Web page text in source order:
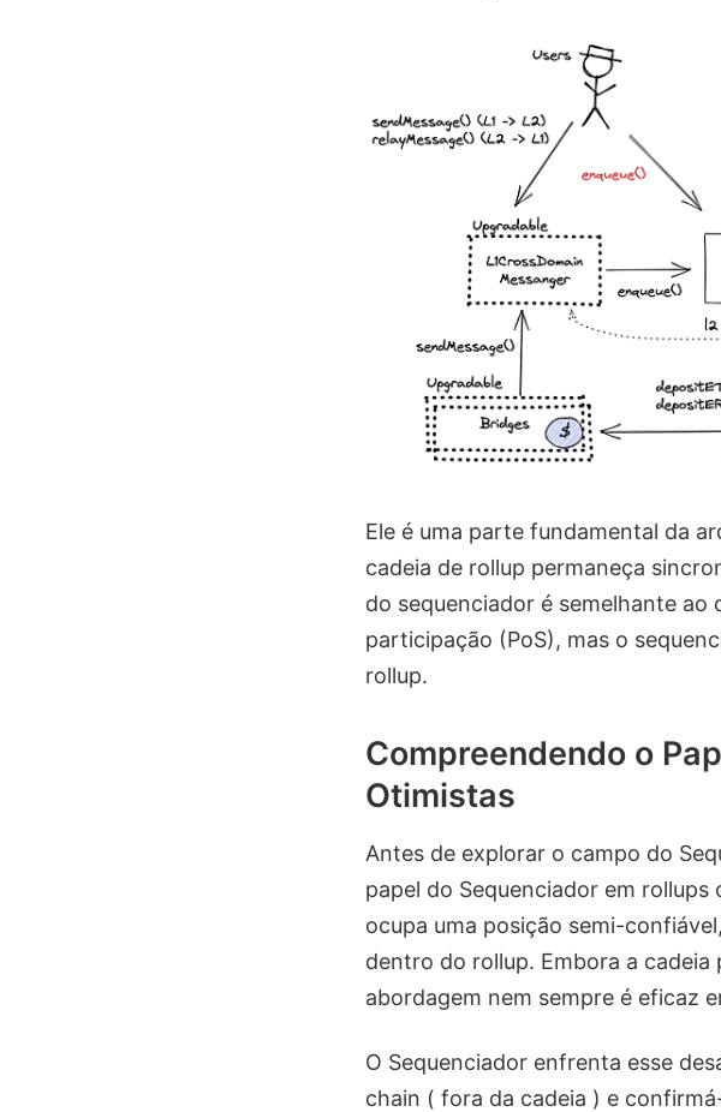
Ele é uma parte fundamental da
cadeia de rollup permaneça
do sequenciador é semelhante
participação (PoS), mas o
rollup.
Compreendendo o
Otimistas
Antes de explorar o campo do
papel do Sequenciador em
ocupa uma posição semi-
dentro do rollup. Embora a
abordagem nem sempre é eficaz
O Sequenciador enfrenta esse
chain ( fora da cadeia ) e